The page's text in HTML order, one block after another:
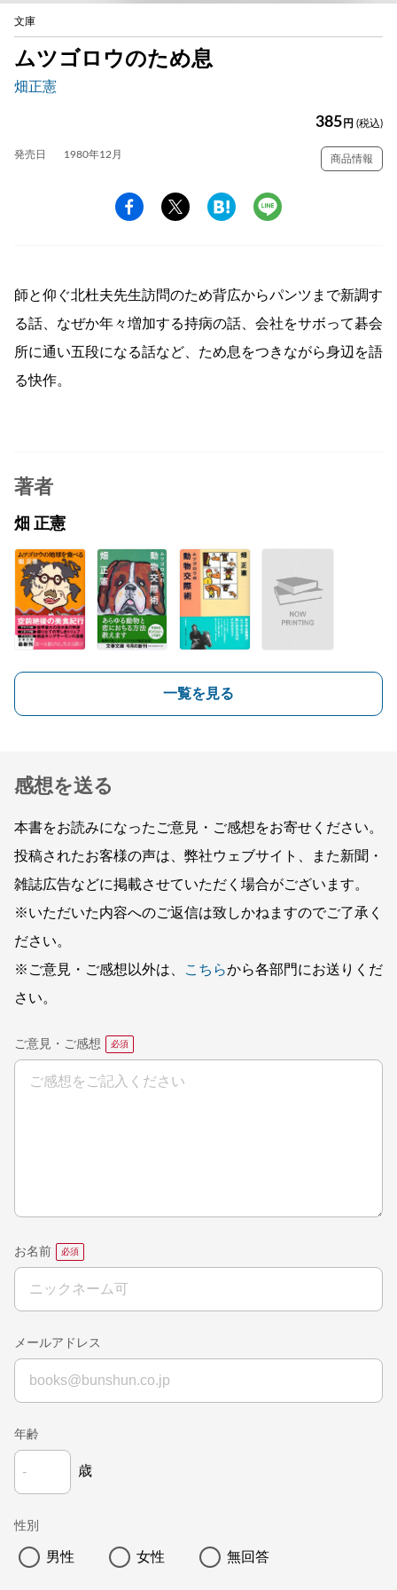
文庫
ムツゴロウのため息
畑正憲
385 円 (税込)
発売日 1980年12月 商品情報
師と仰ぐ北杜夫先生訪問のため背広からパンツまで新調す
る話、なぜか年々増加する持病の話、会社をサボって碁会
所に通い五段になる話など、ため息をつきながら身辺を語
る快作。
著者
畑 正憲
一覧を見る
感想を送る
本書をお読みになったご意見・ご感想をお寄せください。
投稿されたお客様の声は、弊社ウェブサイト、また新聞・
雑誌広告などに掲載させていただく場合がございます。
※いただいた内容へのご返信は致しかねますのでご了承く
ださい。
※ご意見・ご感想以外は、
こちらから各部門にお送りくだ
さい。
ご意見・ご感想
お名前
メールアドレス
年齢
歳
性別
男性 女性 無回答